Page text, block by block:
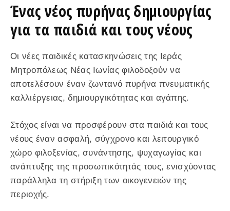
Ένας νέος πυρήνας δημιουργίας
για τα παιδιά και τους νέους
Οι νέες παιδικές κατασκηνώσεις της Ιεράς
Μητροπόλεως Νέας Ιωνίας φιλοδοξούν να
αποτελέσουν έναν ζωντανό πυρήνα πνευματικής
καλλιέργειας, δημιουργικότητας και αγάπης.
Στόχος είναι να προσφέρουν στα παιδιά και τους
νέους έναν ασφαλή, σύγχρονο και λειτουργικό
χώρο φιλοξενίας, συνάντησης, ψυχαγωγίας και
ανάπτυξης της προσωπικότητάς τους, ενισχύοντας
παράλληλα τη στήριξη των οικογενειών της
περιοχής.